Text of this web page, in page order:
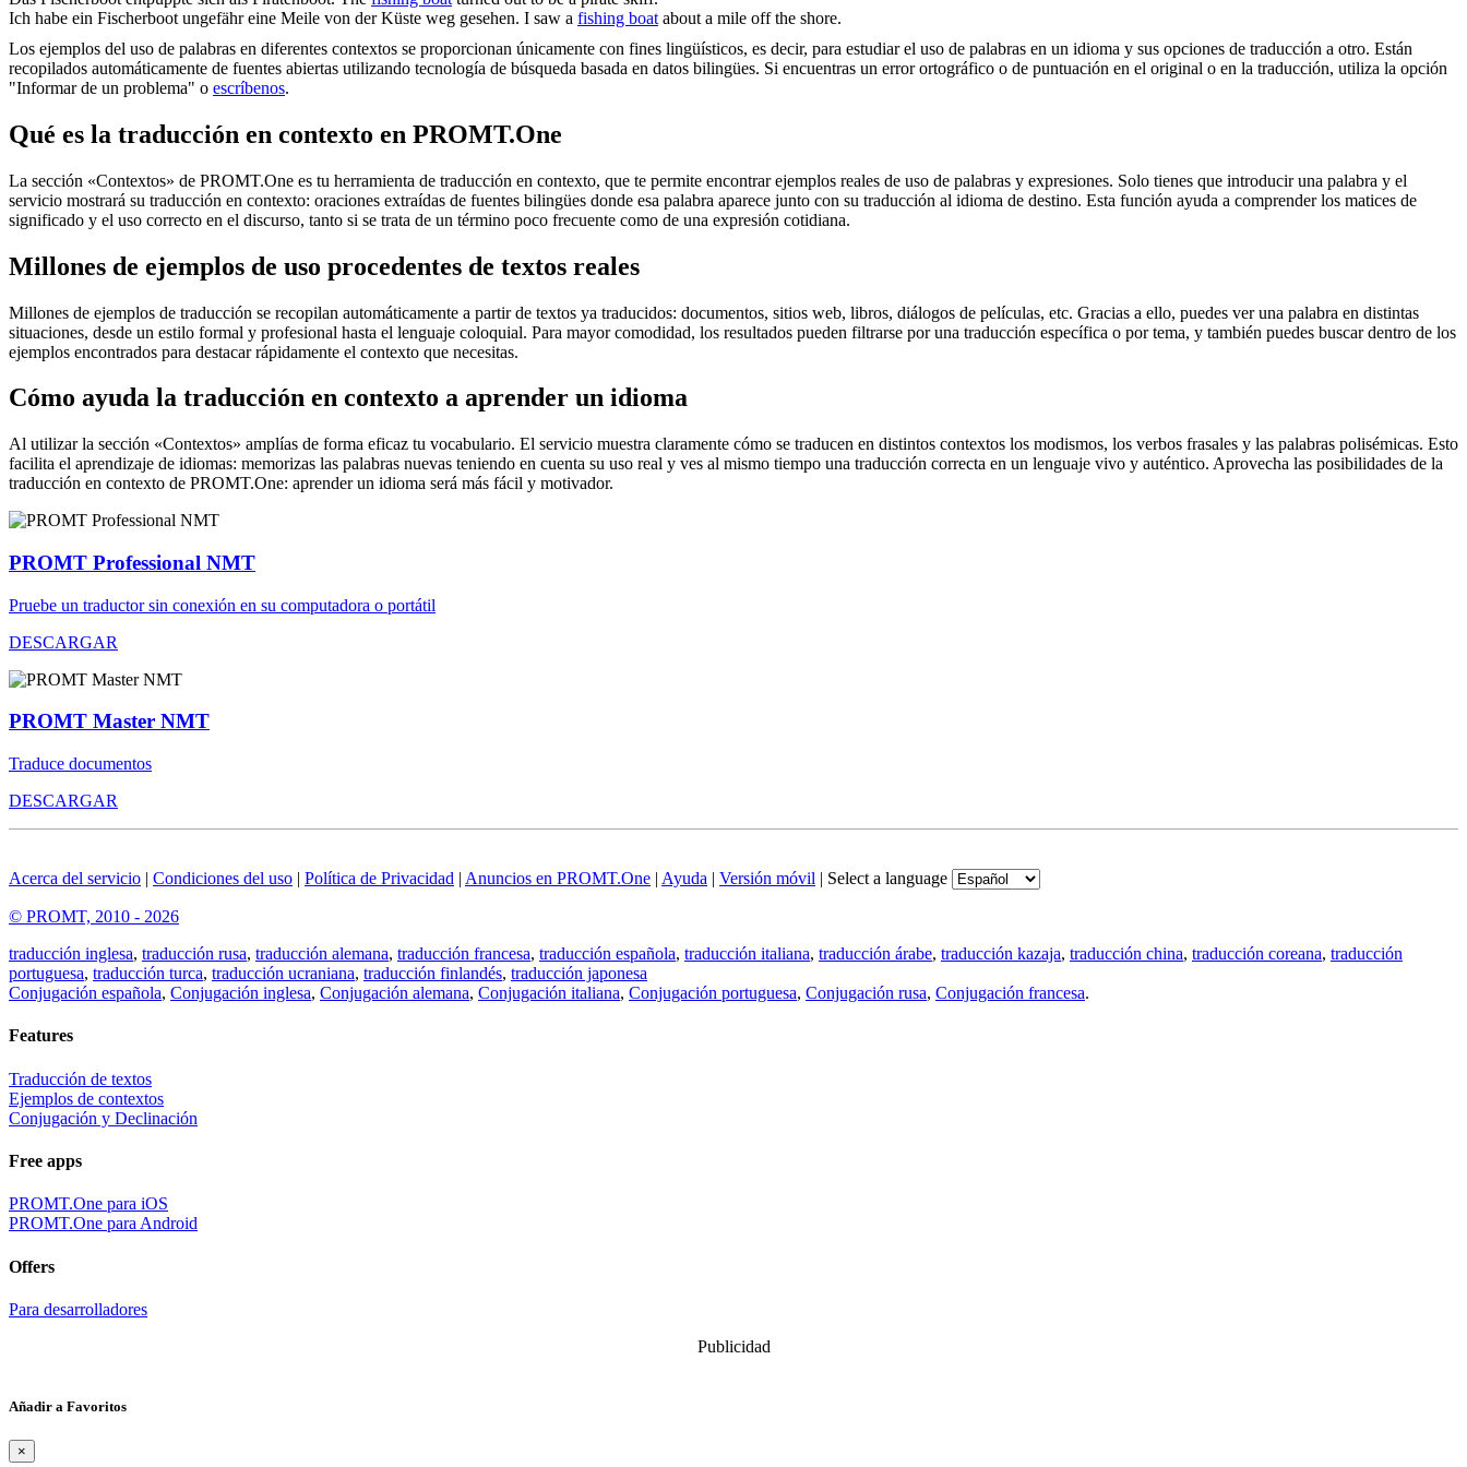
Ich habe ein Fischerboot ungefähr eine Meile von der Küste weg gesehen. I saw a fishing boat about a mile off the shore.
Los ejemplos del uso de palabras en diferentes contextos se proporcionan únicamente con fines lingüísticos, es decir, para estudiar el uso de palabras en un idioma y sus opciones de traducción a otro. Están
recopilados automáticamente de fuentes abiertas utilizando tecnología de búsqueda basada en datos bilingües. Si encuentras un error ortográfico o de puntuación en el original o en la traducción, utiliza la opción
"Informar de un problema" o escríbenos.
Qué es la traducción en contexto en PROMT.One
La sección «Contextos» de PROMT.One es tu herramienta de traducción en contexto, que te permite encontrar ejemplos reales de uso de palabras y expresiones. Solo tienes que introducir una palabra y el
servicio mostrará su traducción en contexto: oraciones extraídas de fuentes bilingües donde esa palabra aparece junto con su traducción al idioma de destino. Esta función ayuda a comprender los matices de
significado y el uso correcto en el discurso, tanto si se trata de un término poco frecuente como de una expresión cotidiana.
Millones de ejemplos de uso procedentes de textos reales
Millones de ejemplos de traducción se recopilan automáticamente a partir de textos ya traducidos: documentos, sitios web, libros, diálogos de películas, etc. Gracias a ello, puedes ver una palabra en distintas
situaciones, desde un estilo formal y profesional hasta el lenguaje coloquial. Para mayor comodidad, los resultados pueden filtrarse por una traducción específica o por tema, y también puedes buscar dentro de los
ejemplos encontrados para destacar rápidamente el contexto que necesitas.
Cómo ayuda la traducción en contexto a aprender un idioma
Al utilizar la sección «Contextos» amplías de forma eficaz tu vocabulario. El servicio muestra claramente cómo se traducen en distintos contextos los modismos, los verbos frasales y las palabras polisémicas. Esto
facilita el aprendizaje de idiomas: memorizas las palabras nuevas teniendo en cuenta su uso real y ves al mismo tiempo una traducción correcta en un lenguaje vivo y auténtico. Aprovecha las posibilidades de la
traducción en contexto de PROMT.One: aprender un idioma será más fácil y motivador.
PROMT Professional NMT
Pruebe un traductor sin conexión en su computadora o portátil
DESCARGAR
PROMT Master NMT
Traduce documentos
DESCARGAR
Acerca del servicio | Condiciones del uso | Política de Privacidad | Anuncios en PROMT.One | Ayuda | Versión móvil | Select a language
© PROMT, 2010 - 2026
traducción inglesa, traducción rusa, traducción alemana, traducción francesa, traducción española, traducción italiana, traducción árabe, traducción kazaja, traducción china, traducción coreana, traducción
portuguesa, traducción turca, traducción ucraniana, traducción finlandés, traducción japonesa
Conjugación española, Conjugación inglesa, Conjugación alemana, Conjugación italiana, Conjugación portuguesa, Conjugación rusa, Conjugación francesa.
Features
Traducción de textos
Ejemplos de contextos
Conjugación y Declinación
Free apps
PROMT.One para iOS
PROMT.One para Android
Offers
Para desarrolladores
Publicidad
Añadir a Favoritos
×